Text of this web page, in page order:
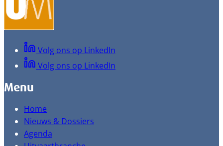
Volg ons op LinkedIn
Volg ons op LinkedIn
Menu
Home
Nieuws & Dossiers
Agenda